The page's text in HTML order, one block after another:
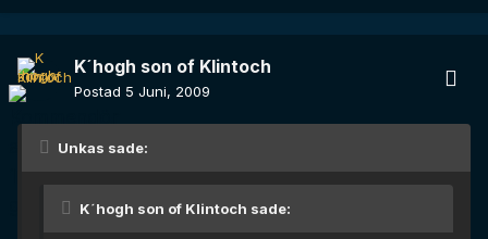
K´hogh son of Klintoch
Postad 5 Juni, 2009
Unkas sade:
K´hogh son of Klintoch sade: